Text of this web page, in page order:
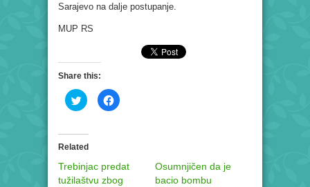
Sarajevo na dalje postupanje.
MUP RS
Share this:
Click
to
share
in
window)
Click
to
window)
Related
Trebinjac predat
tužilaštvu zbog
Osumnjičen da je
bacio bombu